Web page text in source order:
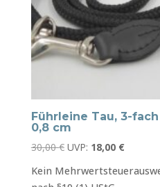
Führleine Tau, 3-
0,8 cm
30,00€ Ursprünglicher
war:
UVP: 18,00 €Aktueller
ist:
Kein